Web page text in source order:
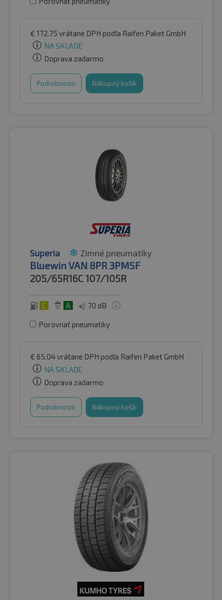
€ 172.75 vrátane DPH podľa Raifen Paket GmbH
NA SKLADE
Doprava zadarmo
Podrobnosti Nákupný košík
Superia Zimné pneumatiky
Bluewin VAN 8PR 3PMSF
205/65R16C107/105R
C A 70 dB
Porovnať pneumatiky
€ 65.04vrátane DPH podľa Raifen Paket GmbH
NA SKLADE
Doprava zadarmo
Podrobnosti Nákupný košík